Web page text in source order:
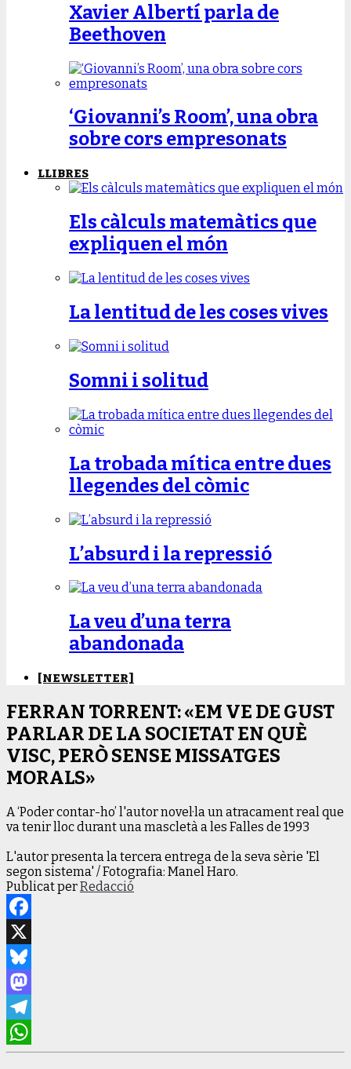
Xavier Albertí parla de
Beethoven
‘Giovanni’s Room’, una obra
sobre cors empresonats
LLIBRES
Els càlculs matemàtics que
expliquen el món
La lentitud de les coses vives
Somni i solitud
La trobada mítica entre dues
llegendes del còmic
L’absurd i la repressió
La veu d’una terra
abandonada
[NEWSLETTER]
FERRAN TORRENT: «EM VE DE GUST
PARLAR DE LA SOCIETAT EN QUÈ
VISC, PERÒ SENSE MISSATGES
MORALS»
A ‘Poder contar-ho’ l'autor novel·la un atracament real que
va tenir lloc durant una mascletà a les Falles de 1993
L'autor presenta la tercera entrega de la seva sèrie 'El
segon sistema' / Fotografia: Manel Haro.
Publicat perRedacció
Facebook
X
Bluesky
Mastodon
Telegram
WhatsApp